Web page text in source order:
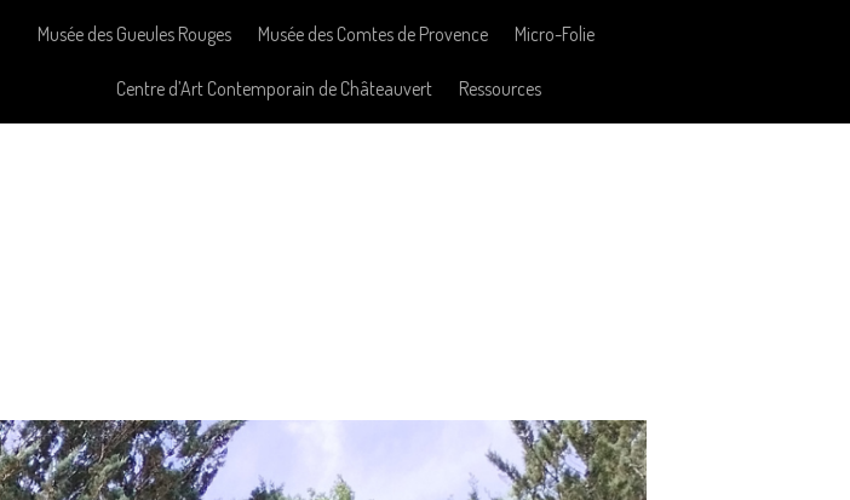
Musée des Gueules Rouges Musée des Comtes de Provence Micro-Folie
Centre d’Art Contemporain de Châteauvert Ressources